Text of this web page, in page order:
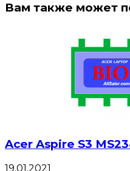
Вам также может
Acer Aspire S3
19.01.2021